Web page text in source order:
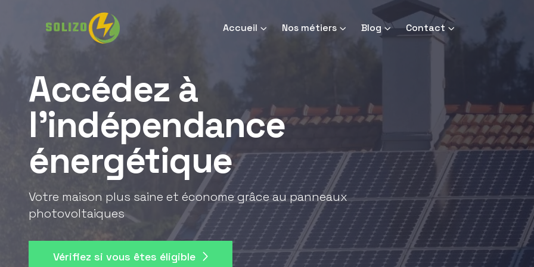
Accueil Nos métiers Blog Contact
Accédez à
l'indépendance
énergétique
Votre maison plus saine et économe grâce au panneaux
photovoltaiques
Vérifiez si vous êtes éligible